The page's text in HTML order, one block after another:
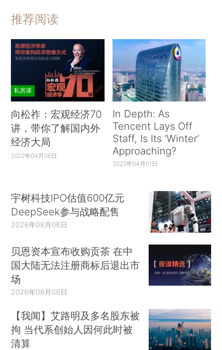
推荐阅读
私房课
向松祚：宏观经济70
讲，带你了解国内外
经济大局
2022年04月06日
In Depth: As
Tencent Lays Off
Staff, Is Its ‘Winter’
Approaching?
2022年04月01日
宇树科技IPO估值600亿元
DeepSeek参与战略配售
2026年08月06日
贝恩资本宣布收购贡茶 在中
国大陆无法注册商标后退出市
场
2026年08月06日
【我闻】艾路明及多名股东被
拘 当代系创始人因何此时被
清算